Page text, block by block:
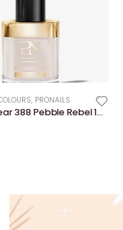
, PRONAILS
PN LongWear 388 Pebble Rebel 10 ml